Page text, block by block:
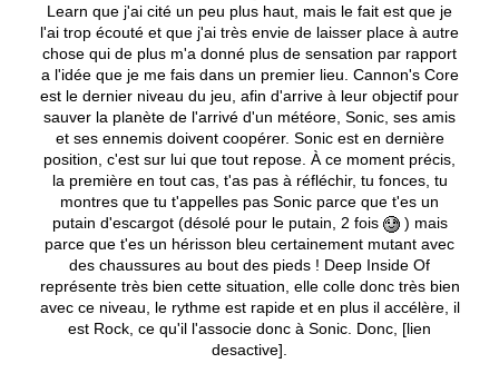
Learn que j'ai cité un peu plus haut, mais le fait est que je
l'ai trop écouté et que j'ai très envie de laisser place à autre
chose qui de plus m'a donné plus de sensation par rapport
a l'idée que je me fais dans un premier lieu. Cannon's Core
est le dernier niveau du jeu, afin d'arrive à leur objectif pour
sauver la planète de l'arrivé d'un météore, Sonic, ses amis
et ses ennemis doivent coopérer. Sonic est en dernière
position, c'est sur lui que tout repose. À ce moment précis,
la première en tout cas, t'as pas à réfléchir, tu fonces, tu
montres que tu t'appelles pas Sonic parce que t'es un
putain d'escargot (désolé pour le putain, 2 fois
) mais
parce que t'es un hérisson bleu certainement mutant avec
des chaussures au bout des pieds ! Deep Inside Of
représente très bien cette situation, elle colle donc très bien
avec ce niveau, le rythme est rapide et en plus il accélère, il
est Rock, ce qu'il l'associe donc à Sonic. Donc, [lien
desactive].